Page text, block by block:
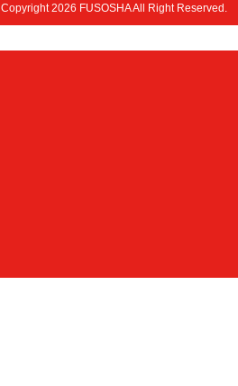
Copyright 2026 FUSOSHA All Right Reserved.